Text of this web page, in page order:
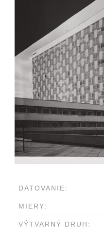
DATOVANIE:
MIERY:
VÝTVARNÝ DRUH: